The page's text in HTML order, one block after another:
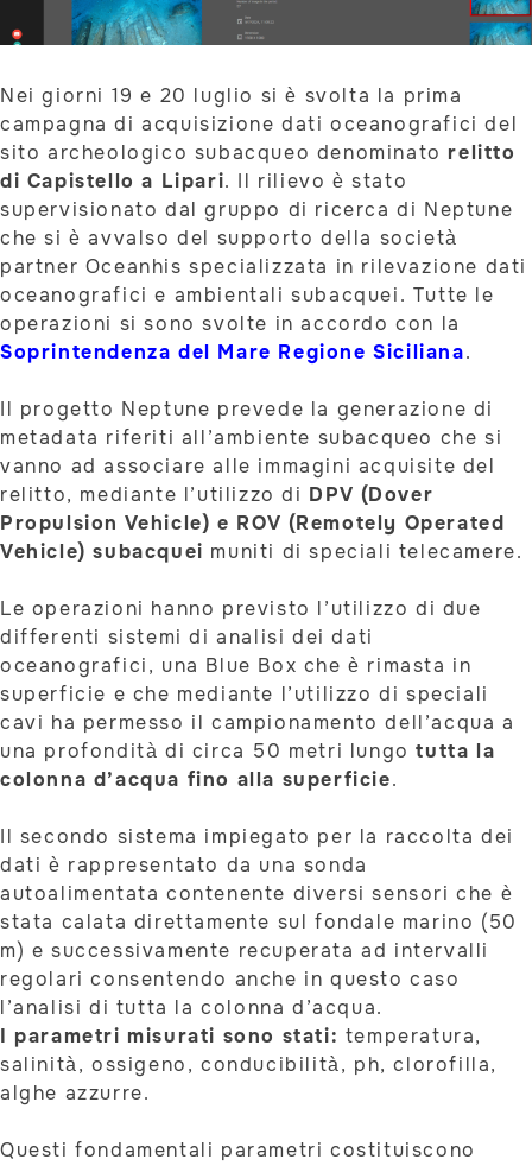
Nei giorni 19 e 20 luglio si è svolta la prima
campagna di acquisizione dati oceanografici del
sito archeologico subacqueo denominato relitto
di Capistello a Lipari. Il rilievo è stato
supervisionato dal gruppo di ricerca di Neptune
che si è avvalso del supporto della società
partner Oceanhis specializzata in rilevazione dati
oceanografici e ambientali subacquei. Tutte le
operazioni si sono svolte in accordo con la
Soprintendenza del Mare Regione Siciliana.
Il progetto Neptune prevede la generazione di
metadata riferiti all’ambiente subacqueo che si
vanno ad associare alle immagini acquisite del
relitto, mediante l’utilizzo di DPV (Dover
Propulsion Vehicle) e ROV (Remotely Operated
Vehicle) subacquei muniti di speciali telecamere.
Le operazioni hanno previsto l’utilizzo di due
differenti sistemi di analisi dei dati
oceanografici, una Blue Box che è rimasta in
superficie e che mediante l’utilizzo di speciali
cavi ha permesso il campionamento dell’acqua a
una profondità di circa 50 metri lungotutta la
colonna d’acqua fino alla superficie.
Il secondo sistema impiegato per la raccolta dei
dati è rappresentato da una sonda
autoalimentata contenente diversi sensori che è
stata calata direttamente sul fondale marino (50
m) e successivamente recuperata ad intervalli
regolari consentendo anche in questo caso
l’analisi di tutta la colonna d’acqua.
I parametri misurati sono stati: temperatura,
salinità, ossigeno, conducibilità, ph, clorofilla,
alghe azzurre.
Questi fondamentali parametri costituiscono